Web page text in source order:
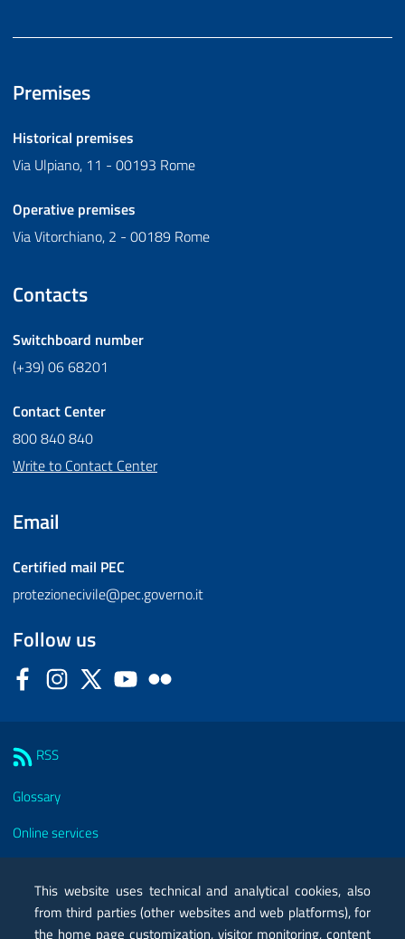
Premises
Historical premises
Via Ulpiano, 11 - 00193 Rome
Operative premises
Via Vitorchiano, 2 - 00189 Rome
Contacts
Switchboard number
(+39) 06 68201
Contact Center
800 840 840
Write to Contact Center
Email
Certified mail PEC
protezionecivile@pec.governo.it
Follow us
FacebookInstagram
Twitter YouTube
RSS
Glossary
Online services
Certified mail PEC
This website uses technical and analytical cookies, also
from third parties (other websites and web platforms), for
the home page customization, visitor monitoring, content